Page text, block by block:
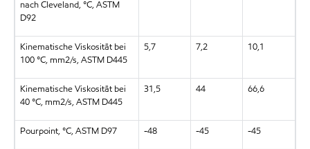
nach Cleveland, °C, ASTM
D92
Kinematische Viskosität bei
100 °C, mm2/s, ASTM D445
5,7 7,2 10,1
Kinematische Viskosität bei
40 °C, mm2/s, ASTM D445
31,5 44 66,6
Pourpoint, °C, ASTM D97 -48 -45 -45